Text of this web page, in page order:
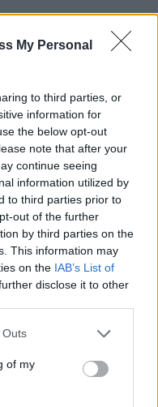
My Personal
to third parties, or
information for
the below opt-out
note that after your
continue seeing
information utilized by
to third parties prior to
out of the further
by third parties on the
This information may
on the IAB’s List of
disclose it to other
one or more Google
You may click to
its third-party tags to
in below Google
Outs
of my